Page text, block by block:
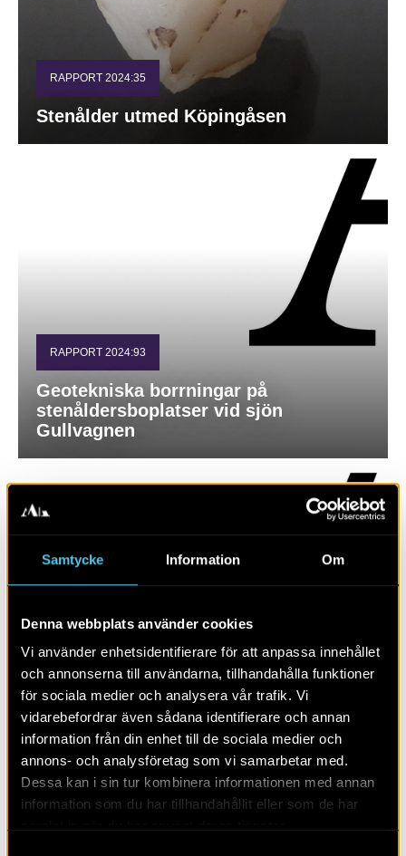
Samtycke Information Om
Denna webbplats använder cookies
Vi använder enhetsidentifierare för att anpassa innehållet
och annonserna till användarna, tillhandahålla funktioner
för sociala medier och analysera vår trafik. Vi
vidarebefordrar även sådana identifierare och annan
information från din enhet till de sociala medier och
annons- och analysföretag som vi samarbetar med.
Dessa kan i sin tur kombinera informationen med annan
information som du har tillhandahållit eller som de har
RAPPORT 2024:35
Stenålder utmed Köpingåsen
RAPPORT 2024:93
Geotekniska borrningar på
stenåldersboplatser vid sjön
Gullvagnen
Gästgivarstenen i Hanaskog